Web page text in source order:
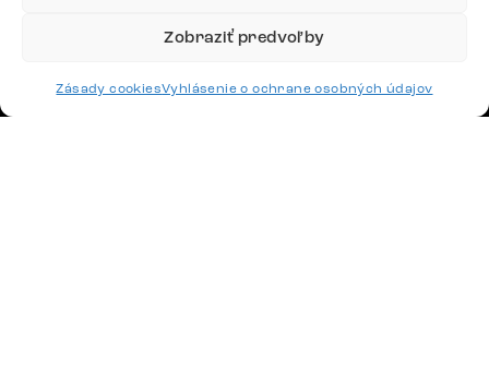
Zobraziť predvoľby
Zásady cookiesVyhlásenie o ochrane osobných údajov
Platby